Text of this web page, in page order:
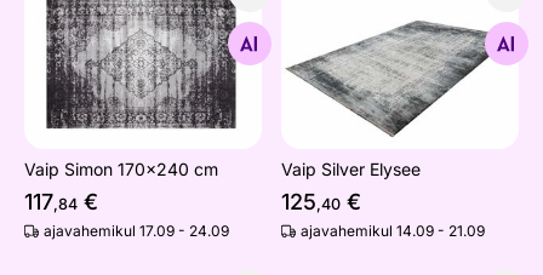
Vaip Simon 170x240 cm
Otsi sarnaseid
Vaip Simon 170x240 cm
117,84 €
ajavahemikul 17.09 - 24.09
Vaip Silver Elysee
Otsi sarnaseid
Vaip Silver Elysee
125,40 €
ajavahemikul 14.09 - 21.09